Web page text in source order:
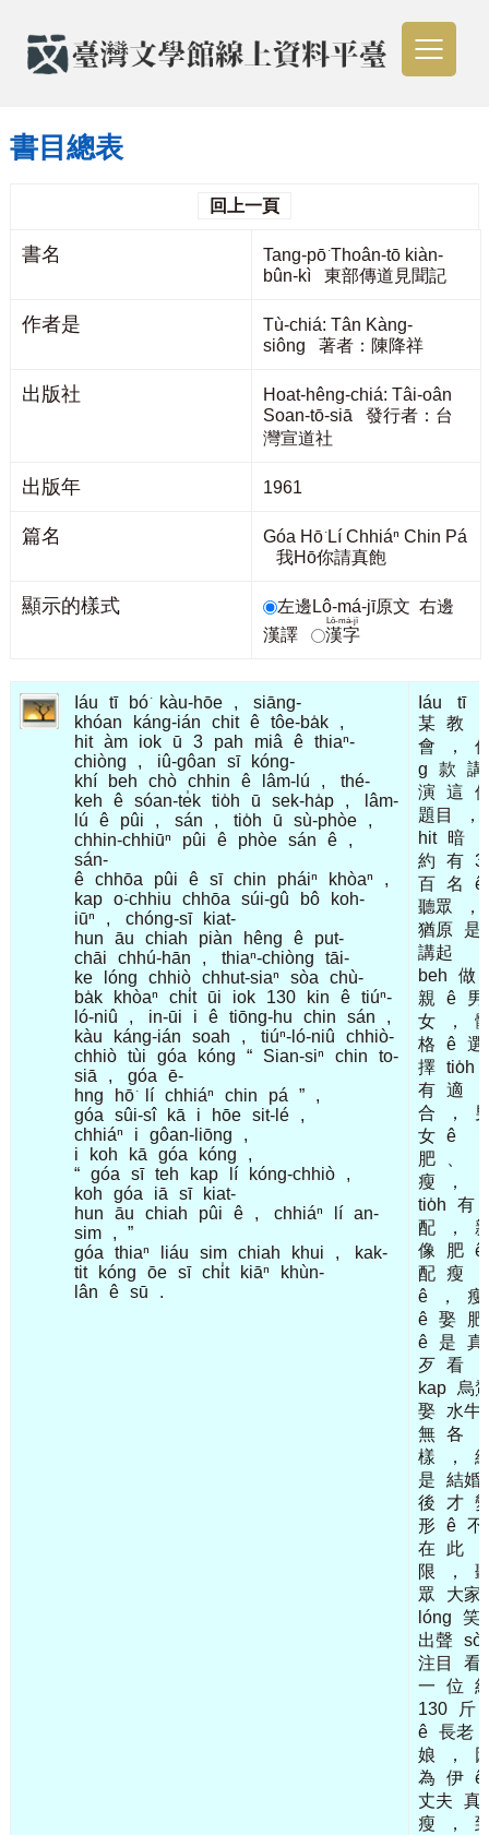
書目總表
回上一頁
書名
Tang-pō͘ Thoân-tō kiàn-
bûn-kì 東部傳道見聞記
作者是
Tù-chiá: Tân Kàng-
siông 著者：陳降祥
出版社
Hoat-hêng-chiá: Tâi-oân
Soan-tō-siā 發行者：台
灣宣道社
出版年 1961
篇名
Góa Hō͘ Lí Chhiáⁿ Chin Pá
我Hō͘你請真飽
顯示的樣式 左邊Lô-má-jī原文 右邊
漢譯
漢字
Lô-má-jī
Iáu tī bó͘ kàu-hōe ,
siāng-
khóan
káng-ián chit ê tôe-ba̍k
,
hit àm iok ū 3 pah miâ ê thiaⁿ-
chiòng
, iû-gôan sī
kóng-
khí
beh chò chhin ê lâm-lú ,
thé-
keh
ê sóan-te̍k tio̍h ū sek-ha̍p ,
lâm-
lú
ê pûi , sán , tio̍h ū sù-phòe
,
chhin-chhiūⁿ
pûi ê phòe sán ê
,
sán-
ê chhōa pûi ê sī chin pháiⁿ khòaⁿ
,
kap o͘-chhiu chhōa súi-gû bô
koh-
iūⁿ
, chóng-sī
kiat-
hun
āu chiah piàn hêng ê
put-
chāi
chhú-hān , thiaⁿ-chiòng
tāi-
ke
lóng chhiò chhut-siaⁿ sòa
chù-
ba̍k
khòaⁿ chi̍t ūi iok 130 kin ê tiúⁿ-
ló-niû
, in-ūi i ê tiōng-hu chin sán
,
kàu
káng-ián soah , tiúⁿ-ló-niû
chhiò-
chhiò tùi góa kóng “ Sian-siⁿ chin
to-
siā
, góa
ē-
hng
hō͘ lí chhiáⁿ chin pá ”
,
góa
sûi-sî kā i hōe sit-lé
,
chhiáⁿ
i gôan-liōng
,
i
koh kā góa kóng
,
“ góa sī teh kap lí kóng-chhiò
,
koh
góa iā sī
kiat-
hun
āu chiah pûi ê , chhiáⁿ lí an-
sim
,
”
góa
thiaⁿ liáu sim chiah khui ,
kak-
tit
kóng ōe sī chi̍t kiāⁿ
khùn-
lân
ê sū .
Iáu
tī
某 教
會
，
g
款
講
演 這
題目
，
hit
暗
約
有 3
百 名
ê
聽眾
，
猶原
是
講起
beh
做
親
ê
男
女
，
格
ê 選
擇 tio̍h
有 適
合
，
女 ê
肥
瘦
，
tio̍h
有
配
，
像
肥 ê
配
瘦
ê
，
瘦
ê 娶
肥
ê
是
真
歹 看
kap
烏
娶
水牛
無 各
樣
，
是
結婚
後
才
形 ê 不
在
此
限
，
眾
大家
lóng
笑
出聲
注目
看
一
位
130
斤
ê 長老
娘
，
為
伊 ê
丈夫
真
瘦
，